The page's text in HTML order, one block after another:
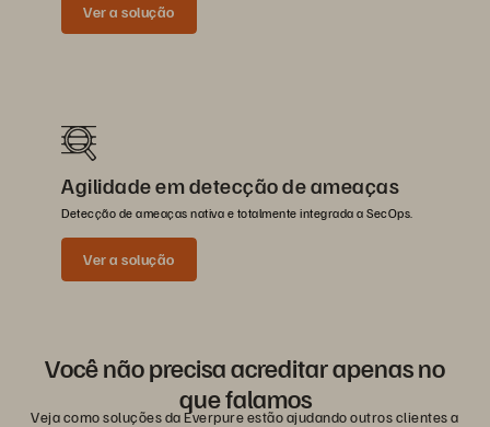
Ver a solução
Agilidade em detecção de ameaças
Detecção de ameaças nativa e totalmente integrada a SecOps.
Ver a solução
Você não precisa acreditar apenas no
que falamos
Veja como soluções da Everpure estão ajudando outros clientes a